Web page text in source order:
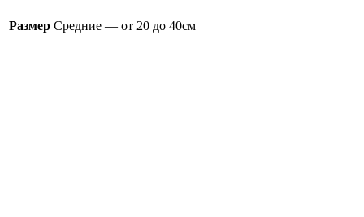
Размер Средние — от 20 до 40см